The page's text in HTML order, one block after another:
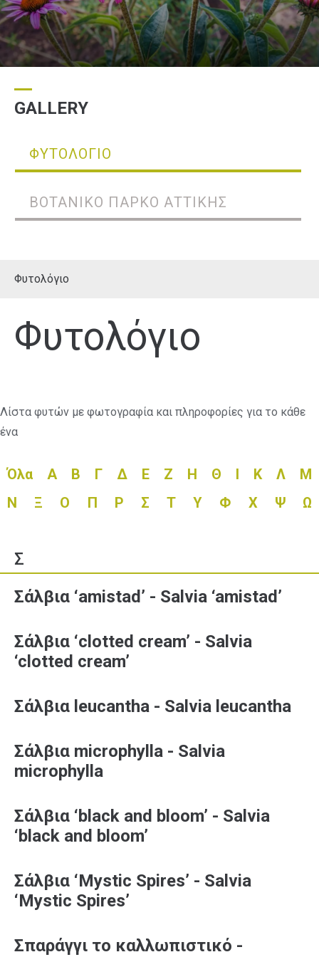
ΦΥΤΟΛΌΓΙΟ
ΒΟΤΑΝΙΚΌ ΠΆΡΚΟ ΑΤΤΙΚΉΣ
Φυτολόγιο
Φυτολόγιο
Λίστα φυτών με φωτογραφία και πληροφορίες για το κάθε
ένα
Όλα Α Β Γ Δ Ε Ζ Η Θ Ι Κ Λ
Μ
Ν
Ξ Ο Π Ρ Σ Τ Υ Φ Χ Ψ Ω
Σ
Σάλβια ‘amistad’ - Salvia ‘amistad’
Σάλβια ‘clotted cream’ - Salvia
‘clotted cream’
Σάλβια leucantha - Salvia leucantha
Σάλβια microphylla - Salvia
microphylla
Σάλβια ‘black and bloom’ - Salvia
‘black and bloom’
Σάλβια ‘Mystic Spires’ - Salvia
‘Mystic Spires’
Σπαράγγι το καλλωπιστικό -